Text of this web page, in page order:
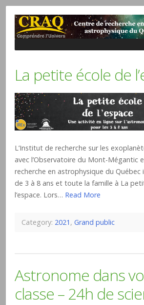
La petite école de
L’Institut de recherche sur les
avec l’Observatoire du Mont-Mégantic
recherche en astrophysique du Québec
de 3 à 8 ans et toute la famille à La
l’espace. Lors… Read More
Category: 2021 , Grand public
Astronome dans
classe – 24h de